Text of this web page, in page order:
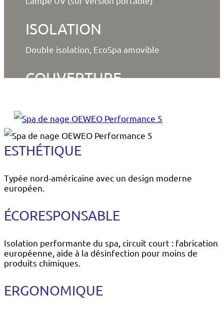
ISOLATION
Double isolation, EcoSpa amovible
COUVERTURE
ESTHÉTIQUE
Typée nord-américaine avec un design moderne
européen.
ÉCORESPONSABLE
Isolation performante du spa, circuit court : fabrication
européenne, aide à la désinfection pour moins de
produits chimiques.
ERGONOMIQUE